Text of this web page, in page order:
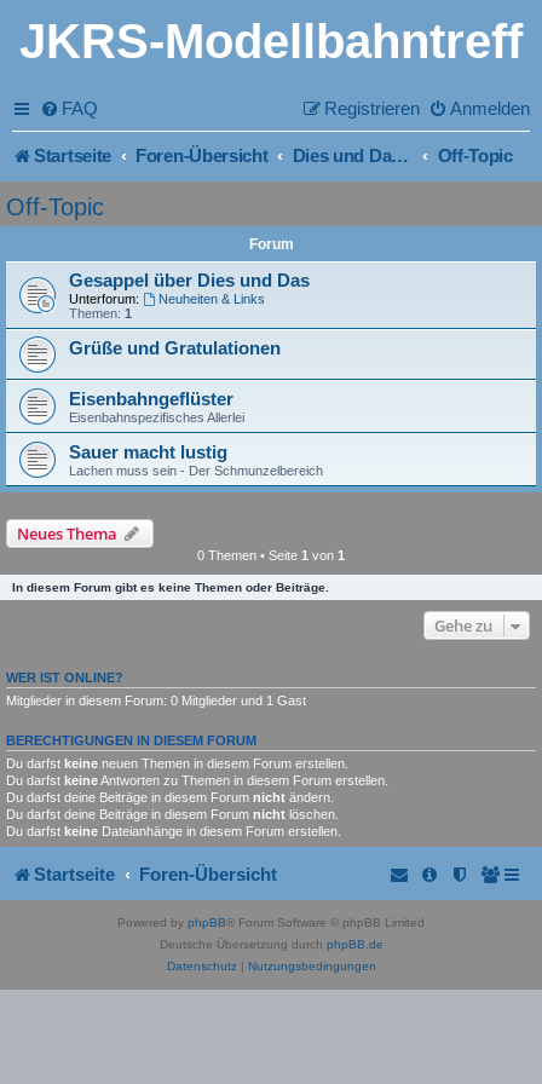
JKRS-Modellbahntreff
FAQ Anmelden
Registrieren
Startseite Foren-Übersicht Dies und Das - von allem was Off-Topic
Off-Topic
Forum
Gesappel über Dies und Das
Unterforum:
Neuheiten & Links
Themen: 1
Grüße und Gratulationen
Eisenbahngeflüster
Eisenbahnspezifisches Allerlei
Sauer macht lustig
Lachen muss sein - Der Schmunzelbereich
Neues Thema
0 Themen • Seite 1 von 1
In diesem Forum gibt es keine Themen oder Beiträge.
Gehe zu
WER IST ONLINE?
Mitglieder in diesem Forum: 0 Mitglieder und 1 Gast
BERECHTIGUNGEN IN DIESEM FORUM
Du darfst keine neuen Themen in diesem Forum erstellen.
Du darfst keineAntworten zu Themen in diesem Forum erstellen.
Du darfst deine Beiträge in diesem Forum nicht ändern.
Du darfst deine Beiträge in diesem Forum nicht löschen.
Du darfst keine Dateianhänge in diesem Forum erstellen.
Startseite Foren-Übersicht
Powered by phpBB® Forum Software © phpBB Limited
Deutsche Übersetzung durch phpBB.de
Datenschutz| Nutzungsbedingungen